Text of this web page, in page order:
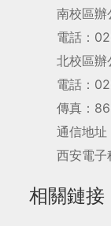
南校區
電話：
北校區辦
電話：
傳真：
通信地址
西安電子
相關鏈接